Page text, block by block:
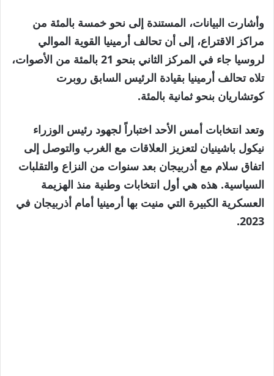
وأشارت البيانات، المستندة إلى نحو خمسة بالمئة من
مراكز الاقتراع، إلى أن تحالف أرمينيا القوية الموالي
لروسيا جاء في المركز الثاني بنحو 21 بالمئة من الأصوات،
تلاه تحالف أرمينيا بقيادة الرئيس السابق روبرت
كوتشاريان بنحو ثمانية بالمئة.
وتعد انتخابات أمس الأحد اختباراً لجهود رئيس الوزراء
نيكول باشينيان لتعزيز العلاقات مع الغرب والتوصل إلى
اتفاق سلام مع أذربيجان بعد سنوات من النزاع والتقلبات
السياسية. هذه هي أول انتخابات وطنية منذ الهزيمة
العسكرية الكبيرة التي منيت بها أرمينيا أمام أذربيجان في
2023.